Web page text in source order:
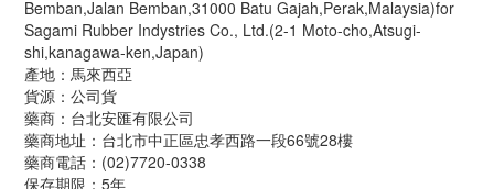
Bemban,Jalan Bemban,31000 Batu Gajah,Perak,Malaysia)for
Sagami Rubber Indystries Co., Ltd.(2-1 Moto-cho,Atsugi-
shi,kanagawa-ken,Japan)
產地：馬來西亞
貨源：公司貨
藥商：台北安匯有限公司
藥商地址：台北市中正區忠孝西路一段66號28樓
藥商電話：(02)7720-0338
保存期限：5年